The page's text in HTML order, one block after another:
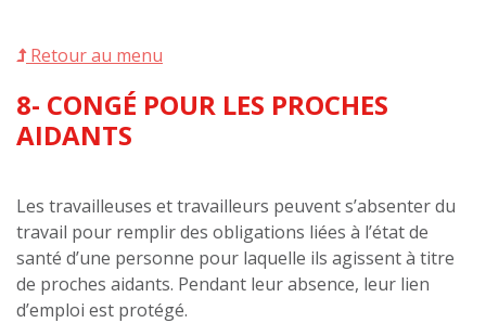
Retour au menu
8- CONGÉ POUR LES PROCHES
AIDANTS
Les travailleuses et travailleurs peuvent s’absenter du
travail pour remplir des obligations liées à l’état de
santé d’une personne pour laquelle ils agissent à titre
de proches aidants. Pendant leur absence, leur lien
d’emploi est protégé.